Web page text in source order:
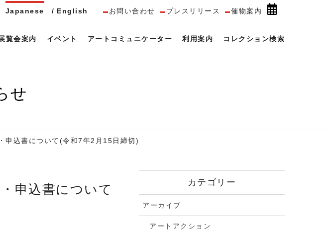
Japanese English お問い合わせ プレスリリース 催物案内
覧会案内 イベント アートコミュニケーター 利用案内 コレクション検索
せ
申込書について(令和7年2月15日締切)
カテゴリー
アーカイブ
アートアクション